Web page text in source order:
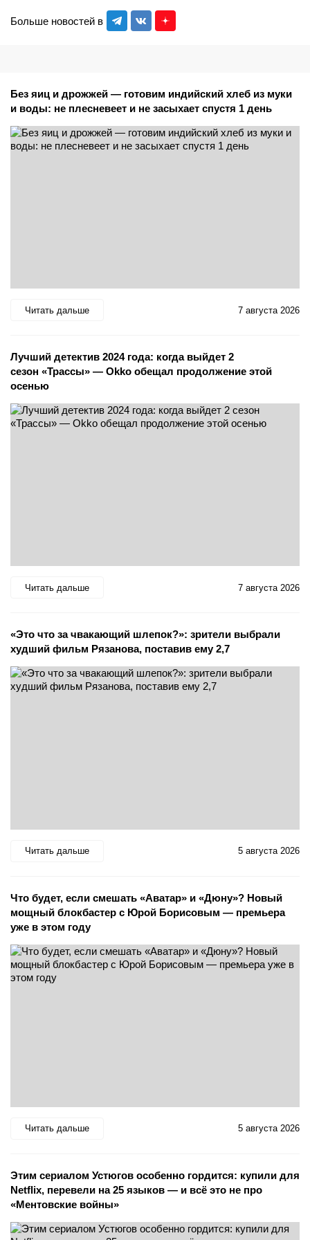
Больше новостей в
Без яиц и дрожжей — готовим индийский хлеб из муки
и воды: не плесневеет и не засыхает спустя 1 день
Читать дальше 7 августа 2026
Лучший детектив 2024 года: когда выйдет 2
сезон «Трассы» — Okko обещал продолжение этой
осенью
Читать дальше 7 августа 2026
«Это что за чвакающий шлепок?»: зрители выбрали
худший фильм Рязанова, поставив ему 2,7
Читать дальше 5 августа 2026
Что будет, если смешать «Аватар» и «Дюну»? Новый
мощный блокбастер с Юрой Борисовым — премьера
уже в этом году
Читать дальше 5 августа 2026
Этим сериалом Устюгов особенно гордится: купили для
Netflix, перевели на 25 языков — и всё это не про
«Ментовские войны»